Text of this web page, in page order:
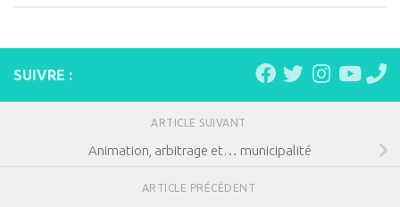
SUIVRE :
ARTICLE SUIVANT
Animation, arbitrage et… municipalité
ARTICLE PRÉCÉDENT